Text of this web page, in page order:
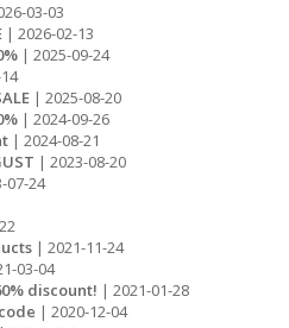
03-03
| 2026-02-13
| 2025-09-24
| 2025-08-20
| 2024-09-26
| 2024-08-21
| 2023-08-20
07-24
| 2021-11-24
03-04
discount! | 2021-01-28
| 2020-12-04